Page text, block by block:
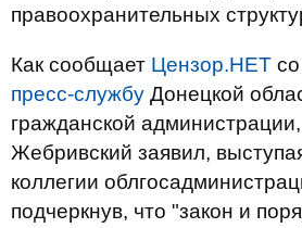
правоохранительных
Как сообщает Цензор.НЕТ
пресс-службу Донецкой
гражданской
Жебривский заявил,
коллегии
подчеркнув, что "закон и